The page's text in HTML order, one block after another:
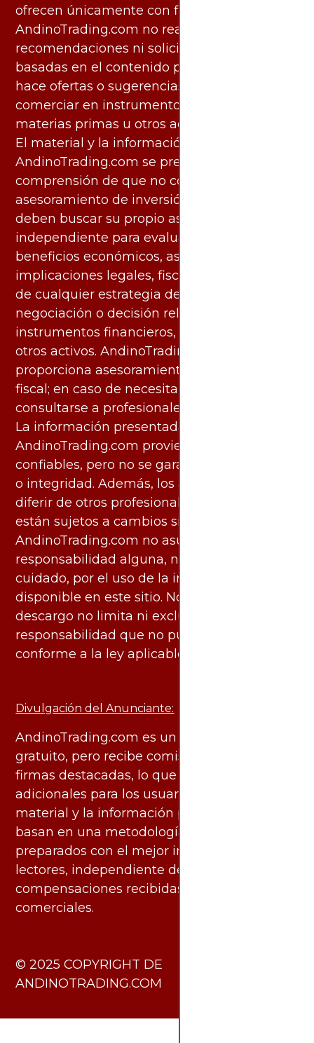
ofrecen únicamente con fines informativos.
AndinoTrading.com no realiza
recomendaciones ni solicita acciones
basadas en el contenido proporcionado, ni
hace ofertas o sugerencias para invertir o
comerciar en instrumentos financieros,
materias primas u otros activos.
El material y la información disponibles en
AndinoTrading.com se presentan con la
comprensión de que no constituyen
asesoramiento de inversión. Los usuarios
deben buscar su propio asesoramiento
independiente para evaluar los riesgos y
beneficios económicos, así como las
implicaciones legales, fiscales y contables
de cualquier estrategia de inversión,
negociación o decisión relacionada con
instrumentos financieros, materias primas u
otros activos. AndinoTrading.com no
proporciona asesoramiento legal, contable o
fiscal; en caso de necesitarlo, debe
consultarse a profesionales especializados.
La información presentada por
AndinoTrading.com proviene de fuentes
confiables, pero no se garantiza su exactitud
o integridad. Además, los análisis pueden
diferir de otros profesionales calificados y
están sujetos a cambios sin previo aviso.
AndinoTrading.com no asume
responsabilidad alguna, ni deber de
cuidado, por el uso de la información
disponible en este sitio. No obstante, este
descargo no limita ni excluye ninguna
responsabilidad que no pueda ser excluida
conforme a la ley aplicable.
Divulgación del Anunciante:
AndinoTrading.com es un sitio de uso
gratuito, pero recibe comisiones de algunas
firmas destacadas, lo que no genera costos
adicionales para los usuarios. Todo el
material y la información publicados se
basan en una metodología imparcial y están
preparados con el mejor interés de los
lectores, independiente de las
compensaciones recibidas de socios
comerciales.
​© 2025 COPYRIGHT DE
ANDINOTRADING.COM